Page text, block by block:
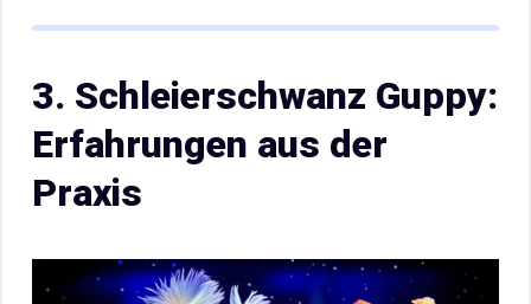
3. Schleierschwanz Guppy:
Erfahrungen aus der
Praxis